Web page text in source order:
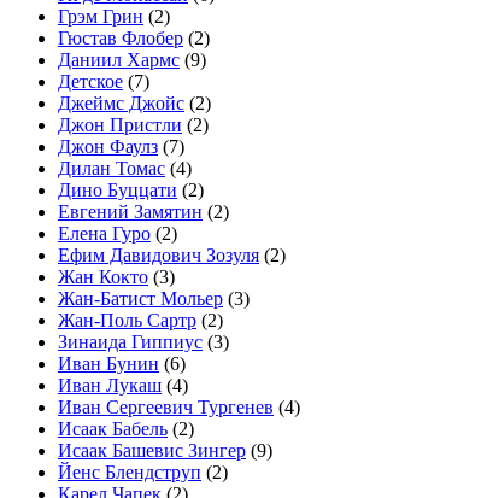
Грэм Грин (2)
Гюстав Флобер (2)
Даниил Хармс (9)
Детское (7)
Джеймс Джойс (2)
Джон Пристли (2)
Джон Фаулз (7)
Дилан Томас (4)
Дино Буццати (2)
Евгений Замятин (2)
Елена Гуро (2)
Ефим Давидович Зозуля (2)
Жан Кокто (3)
Жан-Батист Мольер (3)
Жан-Поль Сартр (2)
Зинаида Гиппиус (3)
Иван Бунин (6)
Иван Лукаш (4)
Иван Сергеевич Тургенев (4)
Исаак Бабель (2)
Исаак Башевис Зингер (9)
Йенс Блендструп (2)
Карел Чапек (2)